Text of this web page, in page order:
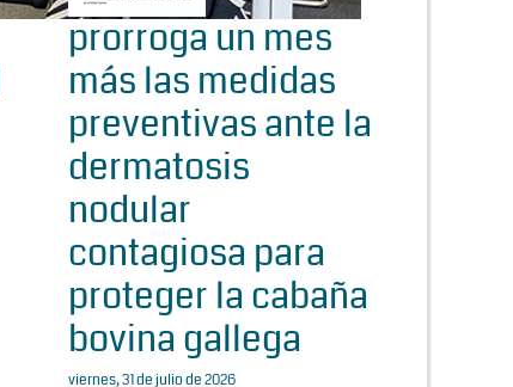
prorroga un mes
más las medidas
preventivas ante la
dermatosis
nodular
contagiosa para
proteger la cabaña
bovina gallega
viernes, 31 de julio de 2026